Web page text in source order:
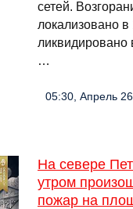
сетей.
локализовано в
ликвидировано
…
05:30, Апрель
На севере
утром
пожар на